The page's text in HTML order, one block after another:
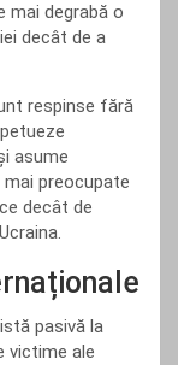
mai degrabă o
decât de a
respinse fără
asume
preocupate
decât de
pasivă la
victime ale